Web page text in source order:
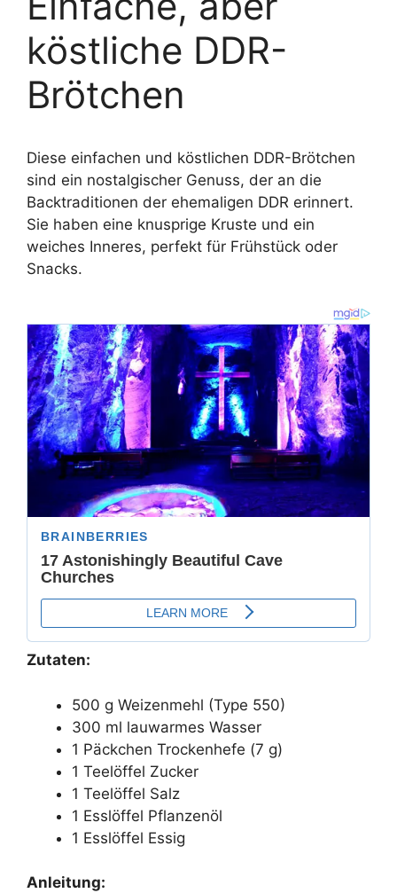
köstliche DDR-
Brötchen
Diese einfachen und köstlichen DDR-Brötchen
sind ein nostalgischer Genuss, der an die
Backtraditionen der ehemaligen DDR erinnert.
Sie haben eine knusprige Kruste und ein
weiches Inneres, perfekt für Frühstück oder
Snacks.
Zutaten:
500 g Weizenmehl (Type 550)
300 ml lauwarmes Wasser
1 Päckchen Trockenhefe (7 g)
1 Teelöffel Zucker
1 Teelöffel Salz
1 Esslöffel Pflanzenöl
1 Esslöffel Essig
Anleitung: